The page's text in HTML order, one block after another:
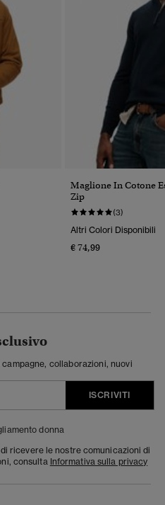
Maglione In Cotone
Zip
(3)
Altri Colori Disponibili
€ 74,99
collaborazioni, nuovi
ISCRIVITI
donna
ricevere le nostre comunicazioni di
consulta Informativa sulla privacy